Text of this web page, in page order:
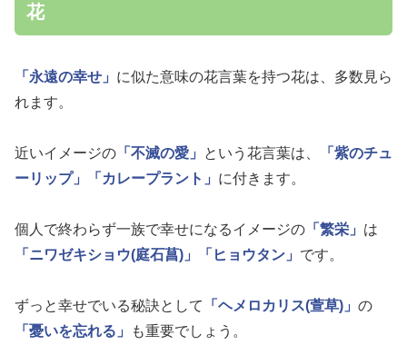
花
「永遠の幸せ」 に似た意味の花言葉を持つ花は、多数見ら
れます。
近いイメージの 「不滅の愛」 という花言葉は、
「紫のチュ
ーリップ」
「カレープラント」 に付きます。
個人で終わらず一族で幸せになるイメージの 「繁栄」 は
「ニワゼキショウ(庭石菖)」
「ヒョウタン」 です。
ずっと幸せでいる秘訣として 「ヘメロカリス(萱草)」 の
「憂いを忘れる」
も重要でしょう。